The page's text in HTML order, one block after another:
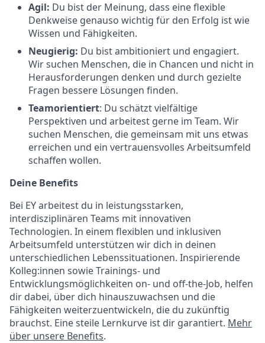
Agil: Du bist der Meinung, dass eine flexible
Denkweise genauso wichtig für den Erfolg ist wie
Wissen und Fähigkeiten.
Neugierig: Du bist ambitioniert und engagiert.
Wir suchen Menschen, die in Chancen und nicht in
Herausforderungen denken und durch gezielte
Fragen bessere Lösungen finden.
Teamorientiert: Du schätzt vielfältige
Perspektiven und arbeitest gerne im Team. Wir
suchen Menschen, die gemeinsam mit uns etwas
erreichen und ein vertrauensvolles Arbeitsumfeld
schaffen wollen.
Deine Benefits
Bei EY arbeitest du in leistungsstarken,
interdisziplinären Teams mit innovativen
Technologien. In einem flexiblen und inklusiven
Arbeitsumfeld unterstützen wir dich in deinen
unterschiedlichen Lebenssituationen. Inspirierende
Kolleg:innen sowie Trainings- und
Entwicklungsmöglichkeiten on- und off-the-Job, helfen
dir dabei, über dich hinauszuwachsen und die
Fähigkeiten weiterzuentwickeln, die du zukünftig
brauchst. Eine steile Lernkurve ist dir garantiert. Mehr
über unsere Benefits.